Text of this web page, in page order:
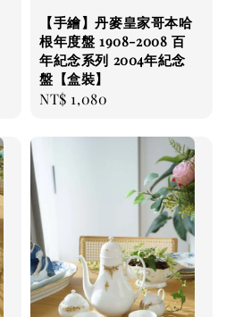
【手繪】丹麥皇家哥本哈
根年度盤 1908-2008 百
年紀念系列 2004年紀念
盤【盒裝】
Regular
NT$ 1,080